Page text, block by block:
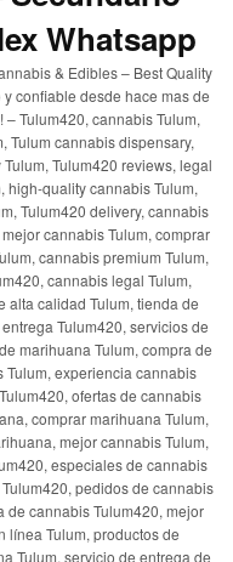
Whatsapp
& Edibles – Best Quality
confiable desde hace mas de
Tulum420, cannabis Tulum,
Tulum cannabis dispensary,
Tulum420 reviews, legal
high-quality cannabis Tulum,
Tulum420 delivery, cannabis
cannabis Tulum, comprar
cannabis premium Tulum,
cannabis legal Tulum,
alta calidad Tulum, tienda de
Tulum420, servicios de
marihuana Tulum, compra de
experiencia cannabis
ofertas de cannabis
comprar marihuana Tulum,
mejor cannabis Tulum,
especiales de cannabis
pedidos de cannabis
de cannabis Tulum420, mejor
línea Tulum, productos de
Tulum, servicio de entrega de